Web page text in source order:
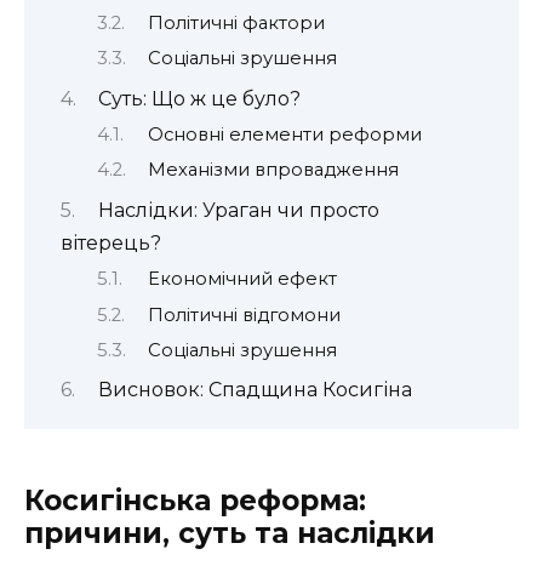
Політичні фактори
Соціальні зрушення
Суть: Що ж це було?
Основні елементи реформи
Механізми впровадження
Наслідки: Ураган чи просто
вітерець?
Економічний ефект
Політичні відгомони
Соціальні зрушення
Висновок: Спадщина Косигіна
Косигінська реформа:
причини, суть та наслідки